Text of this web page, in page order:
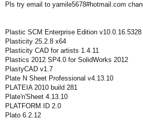
Pls try email to yamile5678#hotmail.com
Plastic SCM Enterprise Edition v10.0.16.5328
Plasticity 25.2.8 x64
Plasticity CAD for artists 1.4.11
Plastics 2012 SP4.0 for SolidWorks 2012
PlastyCAD v1.7
Plate N Sheet Professional v4.13.10
PLATEIA 2010 build 281
Plate'n'Sheet 4.13.10
PLATFORM ID 2.0
Plato 6.2.12